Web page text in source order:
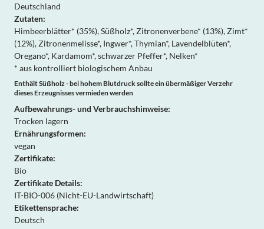
Deutschland
Zutaten:
Himbeerblätter* (35%), Süßholz*, Zitronenverbene* (13%), Zimt*
(12%), Zitronenmelisse*, Ingwer*, Thymian*, Lavendelblüten*,
Oregano*, Kardamom*, schwarzer Pfeffer*, Nelken*
* aus kontrolliert biologischem Anbau
Enthält Süßholz - bei hohem Blutdruck sollte ein übermäßiger Verzehr
dieses Erzeugnisses vermieden werden
Aufbewahrungs- und Verbrauchshinweise:
Trocken lagern
Ernährungsformen:
vegan
Zertifikate:
Bio
Zertifikate Details:
IT-BIO-006 (Nicht-EU-Landwirtschaft)
Etikettensprache:
Deutsch